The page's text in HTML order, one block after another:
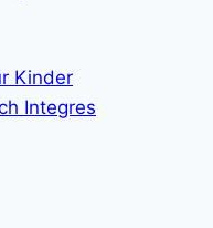
Kinder
Integres